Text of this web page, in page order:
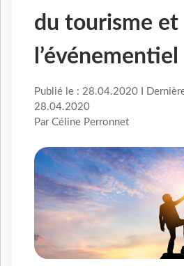
du tourisme et
l’événementiel
Publié le : 28.04.2020 I
28.04.2020
Par Céline Perronnet